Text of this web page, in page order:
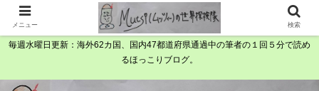
毎週水曜日更新：海外62カ国、国内47都道府県通過中の筆者の１回５分で読め
るほっこりブログ。
メニュー 検索